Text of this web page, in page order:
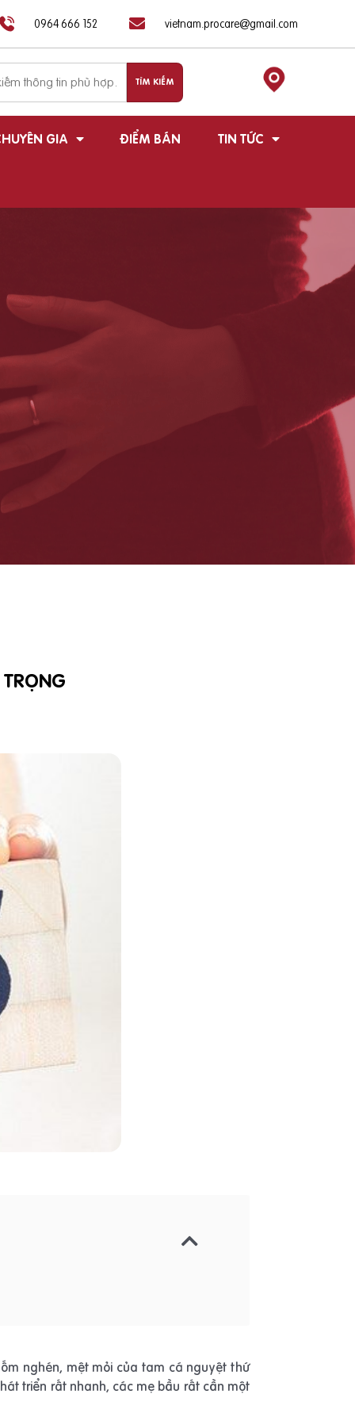
0964 666 152 vietnam.procare@gmail.com
GIA ĐIỂM BÁN TIN TỨC
nghén, mệt mỏi của tam cá nguyệt thứ
triển rất nhanh, các mẹ bầu rất cần một